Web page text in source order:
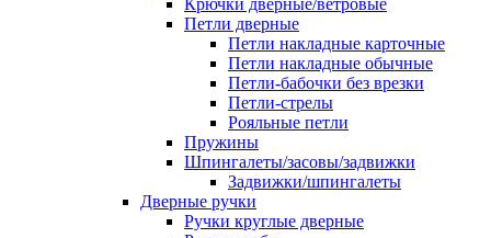
Крючки дверные/ветровые
Петли дверные
Петли накладные карточные
Петли накладные обычные
Петли-бабочки без врезки
Петли-стрелы
Рояльные петли
Пружины
Шпингалеты/засовы/задвижки
Задвижки/шпингалеты
Дверные ручки
Ручки круглые дверные